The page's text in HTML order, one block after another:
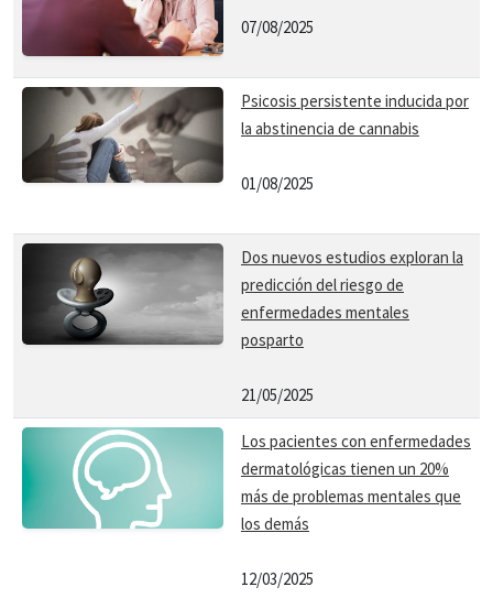
07/08/2025
Psicosis persistente inducida por
la abstinencia de cannabis
01/08/2025
Dos nuevos estudios exploran la
predicción del riesgo de
enfermedades mentales
posparto
21/05/2025
Los pacientes con enfermedades
dermatológicas tienen un 20%
más de problemas mentales que
los demás
12/03/2025